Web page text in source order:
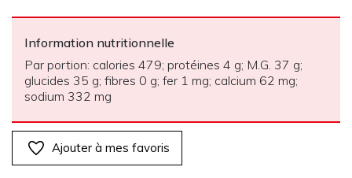
Information nutritionnelle
Par portion: calories 479; protéines 4 g; M.G. 37 g;
glucides 35 g; fibres 0 g; fer 1 mg; calcium 62 mg;
sodium 332 mg
Ajouter à mes favoris